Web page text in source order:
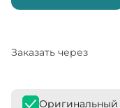
Заказать через
Оригинальный